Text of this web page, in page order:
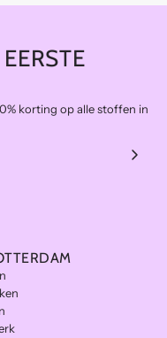
korting op alle stoffen in